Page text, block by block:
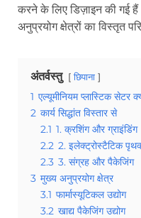
करने के लिए डिज़ाइन की गई
अनुप्रयोग क्षेत्रों का विस्तृत
अंतर्वस्तु छिपाना
1 एल्यूमीनियम प्लास्टिक सेटर
2 कार्य सिद्धांत विस्तार से
2.1 1. क्रशिंग और ग्राइंडिंग
2.2 2. इलेक्ट्रोस्टैटिक
2.3 3. संग्रह और पैकेजिंग
3 मुख्य अनुप्रयोग क्षेत्र
3.1 फार्मास्यूटिकल उद्योग
3.2 खाद्य पैकेजिंग उद्योग